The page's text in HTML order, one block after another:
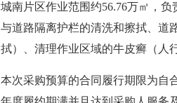
城南⽚区作业范围约56.76万㎡，
与道路隔离护栏的清洗和擦拭、道
拭）、清理作业区域的⽜⽪癣（⼈
本次采购预算的合同履行期限为自